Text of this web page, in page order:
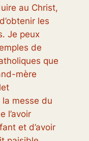
au Christ,
les
Je peux
de
que
mère
messe du
l’avoir
et d’avoir